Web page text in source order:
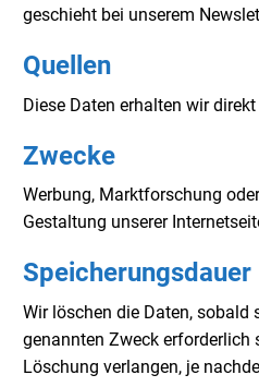
geschieht bei unserem
Quellen
Diese Daten erhalten wir
Zwecke
Werbung, Marktforschung
Gestaltung unserer
Speicherungsdauer
Wir löschen die Daten,
genannten Zweck erforderlich
Löschung verlangen, je